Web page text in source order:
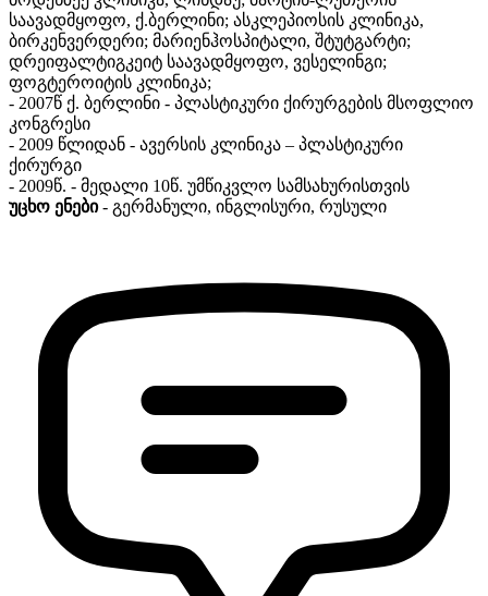
საავადმყოფო, ქ.ბერლინი; ასკლეპიოსის კლინიკა,
ბირკენვერდერი; მარიენჰოსპიტალი, შტუტგარტი;
დრეიფალტიგკეიტ საავადმყოფო, ვესელინგი;
ფოგტეროიტის კლინიკა;
- 2007წ ქ. ბერლინი - პლასტიკური ქირურგების მსოფლიო
კონგრესი
- 2009 წლიდან - ავერსის კლინიკა – პლასტიკური
ქირურგი
- 2009წ. - მედალი 10წ. უმწიკვლო სამსახურისთვის
უცხო ენები- გერმანული, ინგლისური, რუსული